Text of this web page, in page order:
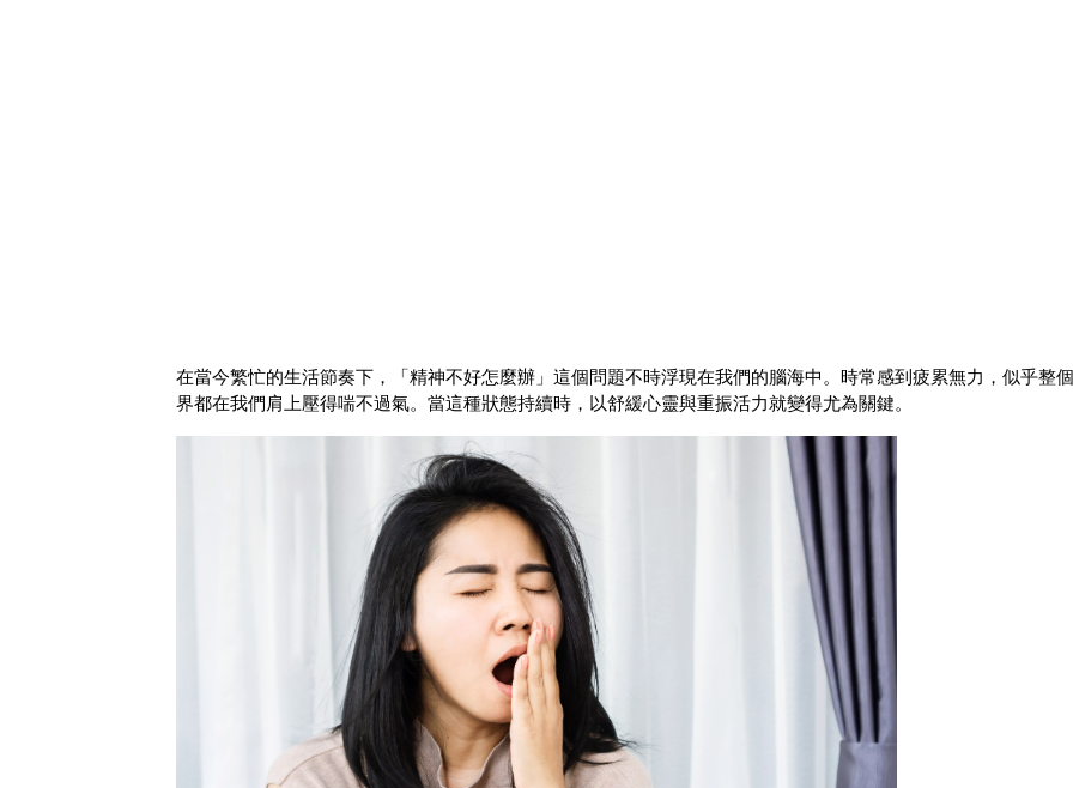
在當今繁忙的生活節奏下，「精神不好怎麼辦」這個問題不時浮現在我們的腦海中。時常感到疲累無力，似乎整
界都在我們肩上壓得喘不過氣。當這種狀態持續時，以舒緩心靈與重振活力就變得尤為關鍵。